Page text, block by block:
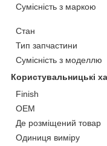
Сумісність з маркою
Стан
Тип запчастини
Сумісність з моделлю
Користувальницькі
Finish
OEM
Де розміщений товар
Одиниця виміру